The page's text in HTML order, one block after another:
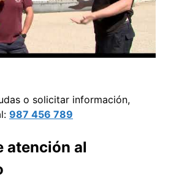
o solicitar información,
987 456 789
atención al